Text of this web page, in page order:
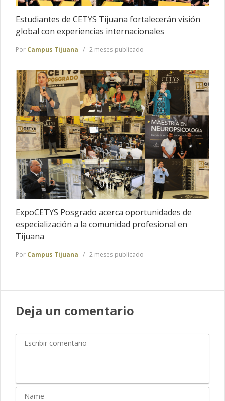
Estudiantes de CETYS Tijuana fortalecerán visión
global con experiencias internacionales
Por Campus Tijuana 2 meses publicado
ExpoCETYS Posgrado acerca oportunidades de
especialización a la comunidad profesional en
Tijuana
Por Campus Tijuana 2 meses publicado
Deja un comentario